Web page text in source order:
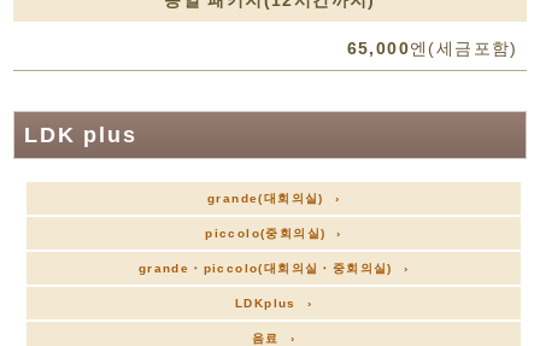
65,000엔(세금포함)
LDK plus
grande(대회의실) ›
piccolo(중회의실) ›
grande・piccolo(대회의실・중회의실) ›
LDKplus ›
음료 ›